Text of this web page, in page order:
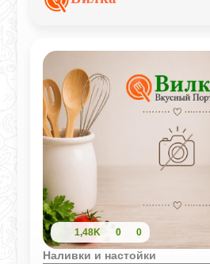
настойки и охлажденного
1,48K 0 0
Наливки и настойки